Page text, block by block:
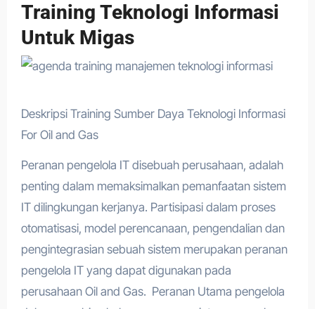
Training Teknologi Informasi
Untuk Migas
Deskripsi Training Sumber Daya Teknologi Informasi
For Oil and Gas
Peranan pengelola IT disebuah perusahaan, adalah
penting dalam memaksimalkan pemanfaatan sistem
IT dilingkungan kerjanya. Partisipasi dalam proses
otomatisasi, model perencanaan, pengendalian dan
pengintegrasian sebuah sistem merupakan peranan
pengelola IT yang dapat digunakan pada
perusahaan Oil and Gas. Peranan Utama pengelola